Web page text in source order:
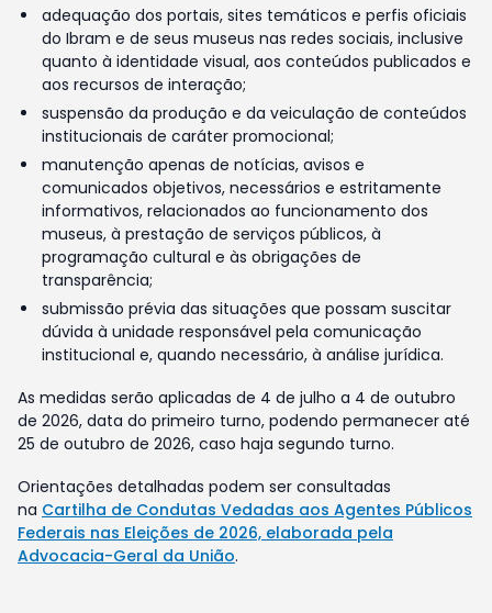
adequação dos portais, sites temáticos e perfis oficiais
do Ibram e de seus museus nas redes sociais, inclusive
quanto à identidade visual, aos conteúdos publicados e
aos recursos de interação;
suspensão da produção e da veiculação de conteúdos
institucionais de caráter promocional;
manutenção apenas de notícias, avisos e
comunicados objetivos, necessários e estritamente
informativos, relacionados ao funcionamento dos
museus, à prestação de serviços públicos, à
programação cultural e às obrigações de
transparência;
submissão prévia das situações que possam suscitar
dúvida à unidade responsável pela comunicação
institucional e, quando necessário, à análise jurídica.
As medidas serão aplicadas de 4 de julho a 4 de outubro
de 2026, data do primeiro turno, podendo permanecer até
25 de outubro de 2026, caso haja segundo turno.
Orientações detalhadas podem ser consultadas
na Cartilha de Condutas Vedadas aos Agentes Públicos
Federais nas Eleições de 2026, elaborada pela
Advocacia-Geral da União.